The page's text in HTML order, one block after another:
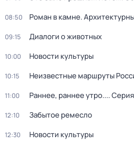
08:50 Роман в камне.
09:15 Диалоги о животных
10:00 Новости культуры
10:15 Неизвестные маршруты
11:00 Раннее, раннее утро....
12:10 Забытое ремесло
12:30 Новости культуры